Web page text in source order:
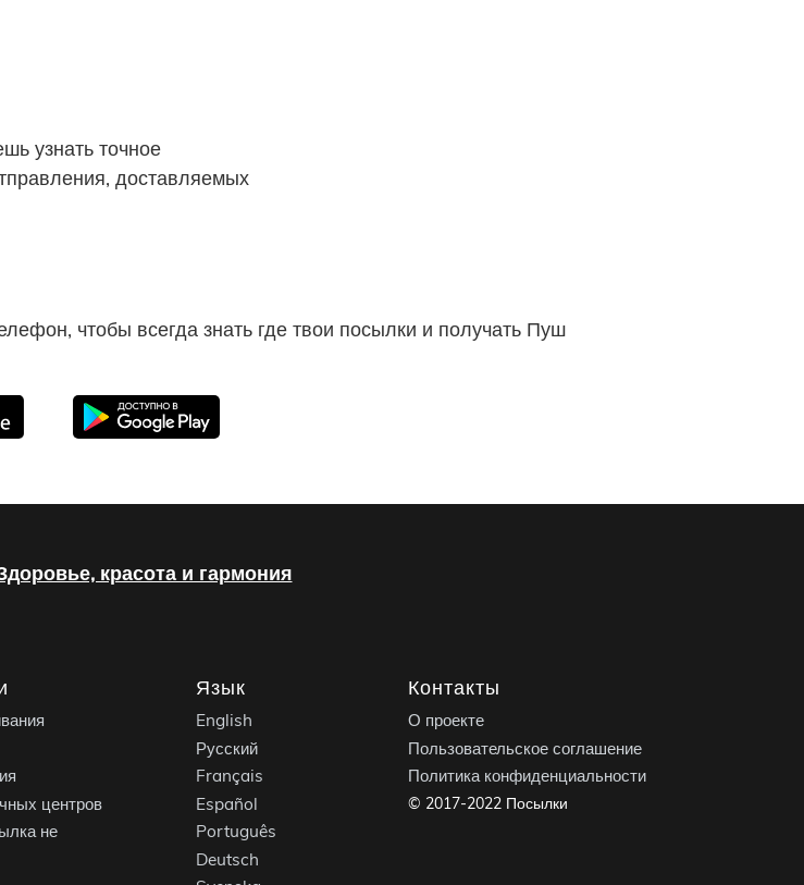
узнать точное
доставляемых
чтобы всегда знать где твои посылки и получать Пуш
красота и гармония
центров
не
Язык
English
Русский
Français
Español
Português
Deutsch
Контакты
О проекте
Пользовательское соглашение
Политика конфиденциальности
© 2017-2022 Посылки